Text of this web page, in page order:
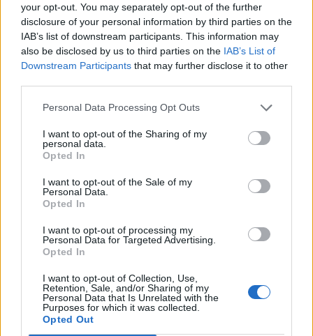
your opt-out. You may separately opt-out of the further
disclosure of your personal information by third parties on the
IAB’s list of downstream participants. This information may
also be disclosed by us to third parties on the IAB’s List of
Downstream Participants that may further disclose it to other
Personal Data Processing Opt Outs
I want to opt-out of the Sharing of my
personal data.
Opted In
I want to opt-out of the Sale of my
Personal Data.
Opted In
I want to opt-out of processing my
Personal Data for Targeted Advertising.
Opted In
I want to opt-out of Collection, Use,
Retention, Sale, and/or Sharing of my
Personal Data that Is Unrelated with the
Purposes for which it was collected.
Opted Out
Szerzői jogok
Adatvédelmi tájékoztató
Cookie-kezelési tájékoztató
Hozzászólási szabályzat
Nyomtatott lapjaink archívuma
Székely Hírmondó archívuma
Sütibeállítások
Médiatér
Liget
Krónika
Bihari Napló